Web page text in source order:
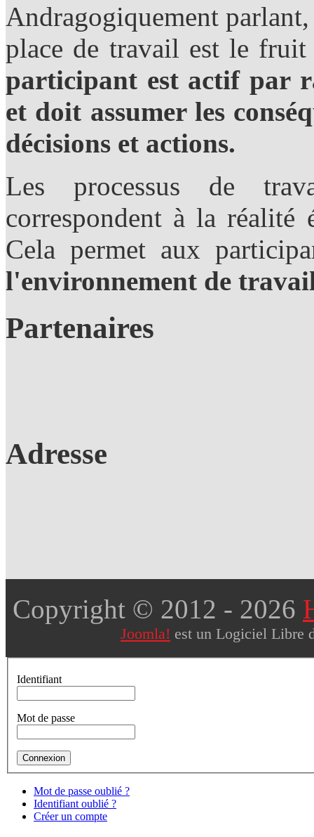
Andragogiquement
place de travail est le
participant est actif par
et doit assumer les
décisions et actions.
Les processus de
correspondent à la réalité
Cela permet aux
l'environnement de
Partenaires
Adresse
Copyright © 2012 - 2026
Joomla! est un Logiciel Libre
Identifiant
Mot de passe
Mot de passe oublié ?
Identifiant oublié ?
Créer un compte